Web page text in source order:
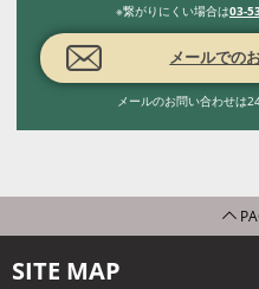
※繋がりにくい場合は03-
メールでの
メールのお問い合わせは
SITE MAP